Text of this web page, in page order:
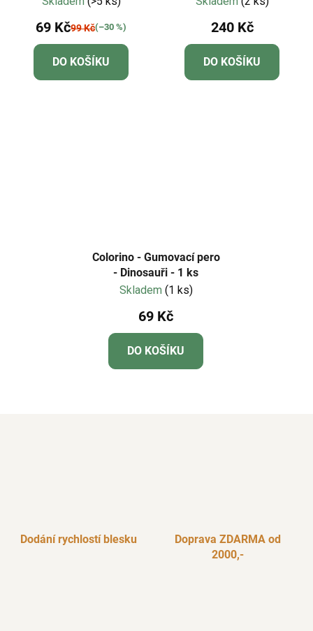
69 Kč99 Kč(–30 %)
DO KOŠÍKU
240 Kč
DO KOŠÍKU
Colorino - Gumovací pero
- Dinosauři - 1 ks
Skladem (1 ks)
69 Kč
DO KOŠÍKU
Dodání rychlostí blesku
Doprava ZDARMA od
2000,-